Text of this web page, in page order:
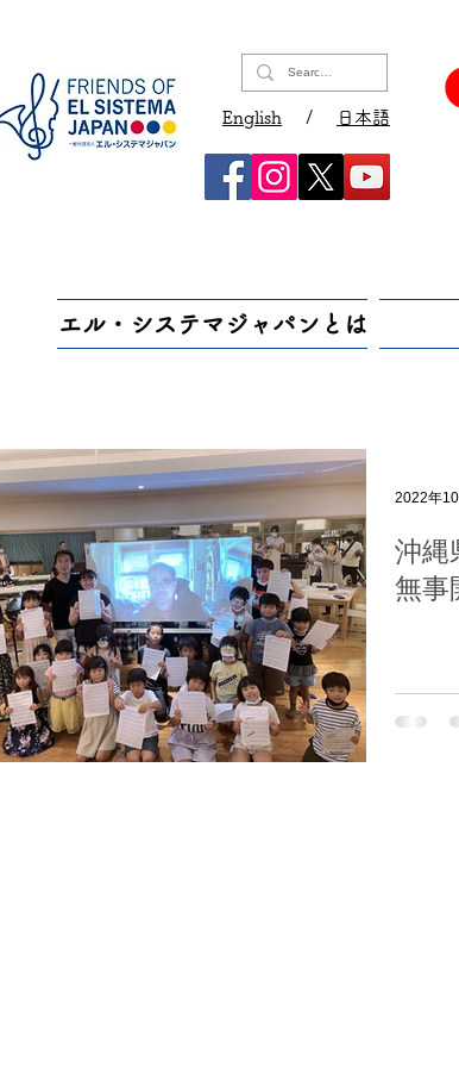
English / 日本語
エル・システマジャパンとは
沖縄
無事
2022年